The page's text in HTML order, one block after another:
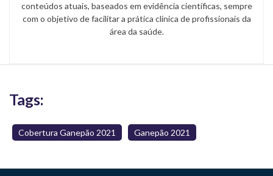
conteúdos atuais, baseados em evidência científicas, sempre
com o objetivo de facilitar a prática clínica de profissionais da
área da saúde.
Tags:
Cobertura Ganepão 2021 Ganepão 2021